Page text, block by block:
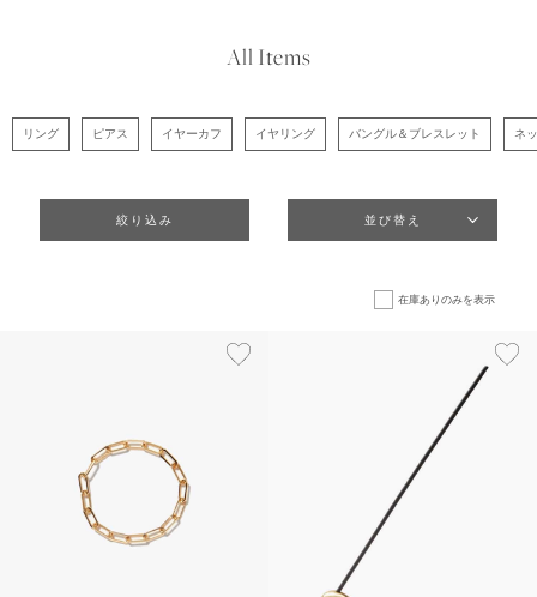
All Items
リング ピアス イヤーカフ イヤリング バングル＆ブレスレット ネ
絞り込み 並び替え
在庫ありのみを表示